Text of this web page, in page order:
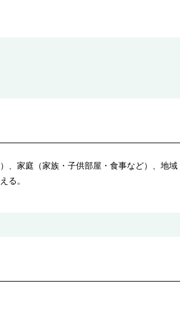
、家庭（家族・子供部屋・食事など）、地域
る。